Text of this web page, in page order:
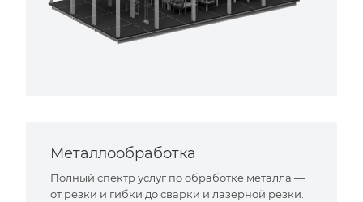
Металлообработка
Полный спектр услуг по обработке металла —
от резки и гибки до сварки и лазерной резки.